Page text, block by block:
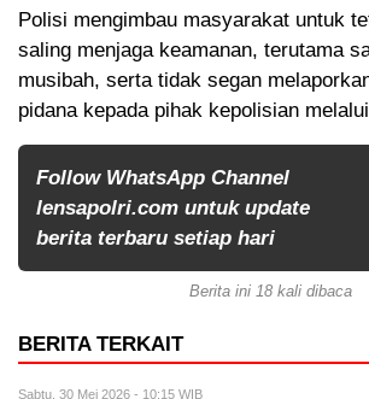
Polisi mengimbau masyarakat untuk
saling menjaga keamanan, terutama
musibah, serta tidak segan
pidana kepada pihak kepolisian
Follow WhatsApp Channel
lensapolri.com untuk update
berita terbaru setiap hari
Berita ini 18 kali dibaca
BERITA TERKAIT
Sabtu, 30 Mei 2026 - 10:15 WIB